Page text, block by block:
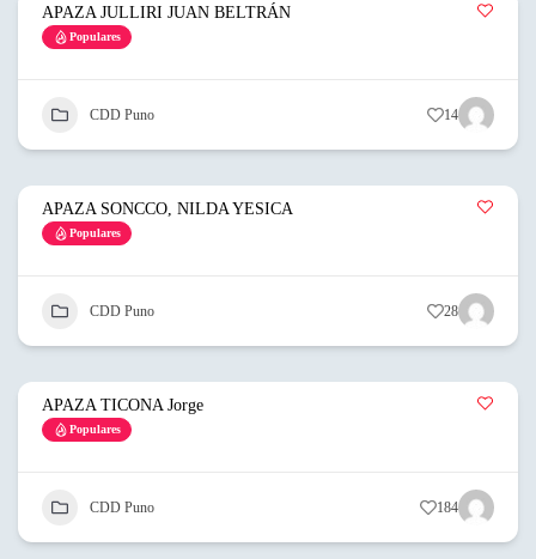
APAZA JULLIRI JUAN BELTRÁN
Populares
CDD Puno 14
APAZA SONCCO, NILDA YESICA
Populares
CDD Puno 28
APAZA TICONA Jorge
Populares
CDD Puno 184